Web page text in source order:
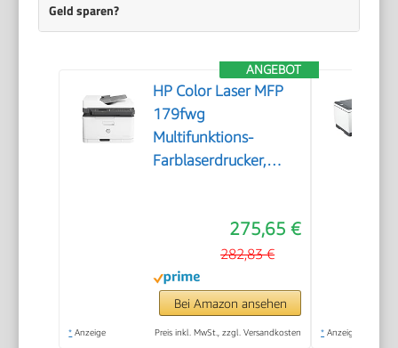
Geld sparen?
ANGEBOT
HP Color Laser MFP
179fwg
Multifunktions-
Farblaserdrucker,
Automatische
Dokumentenzuführung,
Wi-Fi, Ethernet, USB,
Smart App
275,65 €
282,83 €
Bei Amazon ansehen
* Anzeige Preis inkl. MwSt., zzgl. Versandkosten * Anzeige